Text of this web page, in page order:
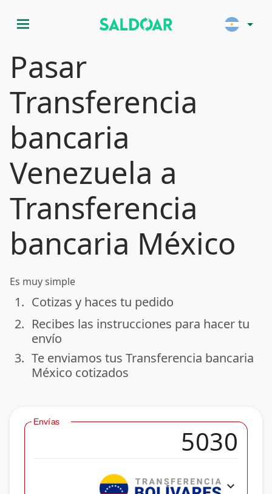
menu arrow_drop_down
Pasar
Transferencia
bancaria
Venezuela a
Transferencia
bancaria México
Es muy simple
done
1. Cotizas y haces tu pedido
done
2. Recibes las instrucciones para hacer tu
envío
done
3. Te enviamos tus Transferencia bancaria
México cotizados
Envías
expand_more